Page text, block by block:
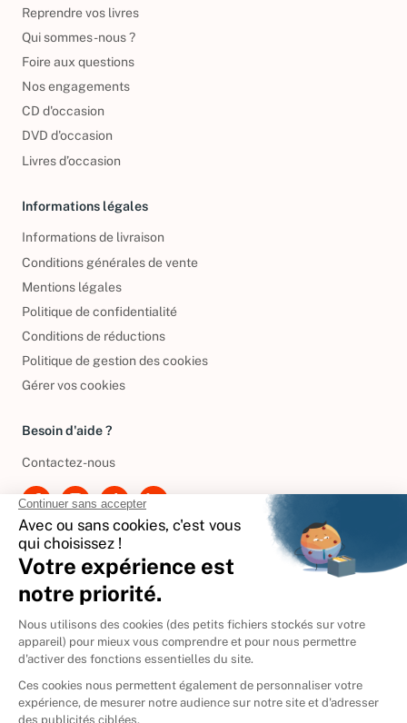
Reprendre vos livres
Qui sommes-nous ?
Foire aux questions
Nos engagements
CD d'occasion
DVD d'occasion
Livres d’occasion
Informations légales
Informations de livraison
Conditions générales de vente
Mentions légales
Politique de confidentialité
Conditions de réductions
Politique de gestion des cookies
Gérer vos cookies
Besoin d'aide ?
Contactez-nous
International
🇪🇸Espagne
🇩🇪Allemagne
🇮🇹 Italie